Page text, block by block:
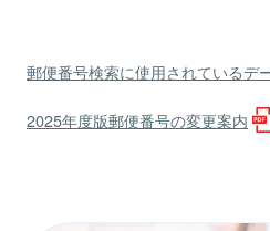
郵便番号検索に使用されているデ
2025年度版郵便番号の変更案内